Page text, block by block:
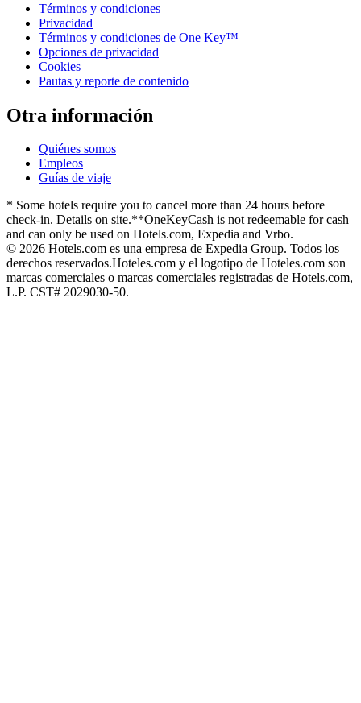
Términos y condiciones
Privacidad
Términos y condiciones de One Key™
Opciones de privacidad
Cookies
Pautas y reporte de contenido
Otra información
Quiénes somos
Empleos
Guías de viaje
* Some hotels require you to cancel more than 24 hours before
check-in. Details on site.**OneKeyCash is not redeemable for cash
and can only be used on Hotels.com, Expedia and Vrbo.
© 2026 Hotels.com es una empresa de Expedia Group. Todos los
derechos reservados.Hoteles.com y el logotipo de Hoteles.com son
marcas comerciales o marcas comerciales registradas de Hotels.com,
L.P. CST# 2029030-50.